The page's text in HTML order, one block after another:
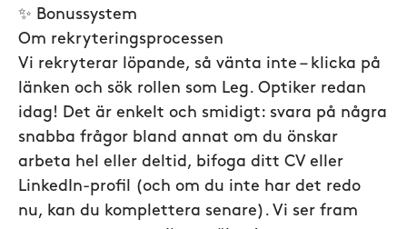
✨ Bonussystem
Om rekryteringsprocessen
Vi rekryterar löpande, så vänta inte – klicka på
länken och sök rollen som Leg. Optiker redan
idag! Det är enkelt och smidigt: svara på några
snabba frågor bland annat om du önskar
arbeta hel eller deltid, bifoga ditt CV eller
LinkedIn-profil (och om du inte har det redo
nu, kan du komplettera senare). Vi ser fram